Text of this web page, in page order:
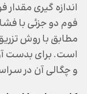
اندازه گیری
فوم دو جزئی با
مطابق با روش
است. برای بدست
و چگالی آن در